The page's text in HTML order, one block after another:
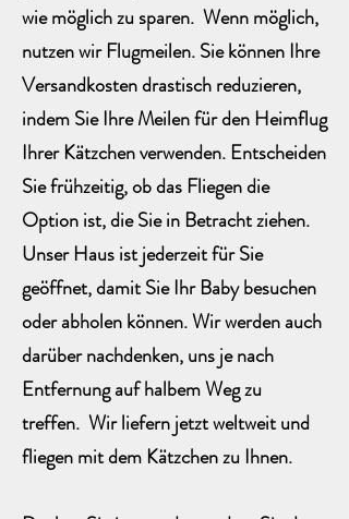
wie möglich zu sparen. Wenn möglich,
nutzen wir Flugmeilen. Sie können Ihre
Versandkosten drastisch reduzieren,
indem Sie Ihre Meilen für den Heimflug
Ihrer Kätzchen verwenden. Entscheiden
Sie frühzeitig, ob das Fliegen die
Option ist, die Sie in Betracht ziehen.
Unser Haus ist jederzeit für Sie
geöffnet, damit Sie Ihr Baby besuchen
oder abholen können. Wir werden auch
darüber nachdenken, uns je nach
Entfernung auf halbem Weg zu
treffen. Wir liefern jetzt weltweit und
fliegen mit dem Kätzchen zu Ihnen.